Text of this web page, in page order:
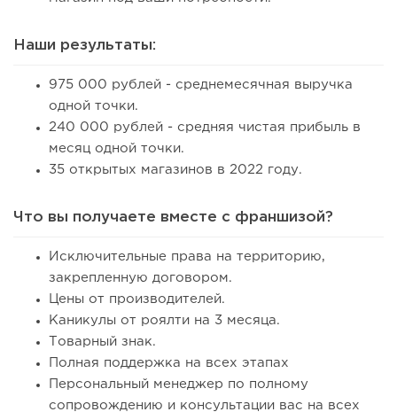
Наши результаты:
975 000 рублей - среднемесячная выручка
одной точки.
240 000 рублей - средняя чистая прибыль в
месяц одной точки.
35 открытых магазинов в 2022 году.
Что вы получаете вместе с франшизой?
Исключительные права на территорию,
закрепленную договором.
Цены от производителей.
Каникулы от роялти на 3 месяца.
Товарный знак.
Полная поддержка на всех этапах
Персональный менеджер по полному
сопровождению и консультации вас на всех